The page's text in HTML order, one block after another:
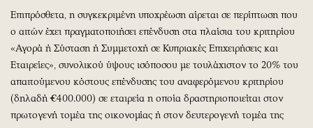
Επιπρόσθετα, η συγκεκριμένη υποχρέωση αίρεται σε περίπτωση που
ο αιτών έχει πραγματοποιήσει επένδυση στα πλαίσια του κριτηρίου
«Αγορά ή Σύσταση ή Συμμετοχή σε Κυπριακές Επιχειρήσεις και
Εταιρείες», συνολικού ύψους ισόποσου με τουλάχιστον το 20% του
απαιτούμενου κόστους επένδυσης του αναφερόμενου κριτηρίου
(δηλαδή €400.000) σε εταιρεία η οποία δραστηριοποιείται στον
πρωτογενή τομέα της οικονομίας ή στον δευτερογενή τομέα της